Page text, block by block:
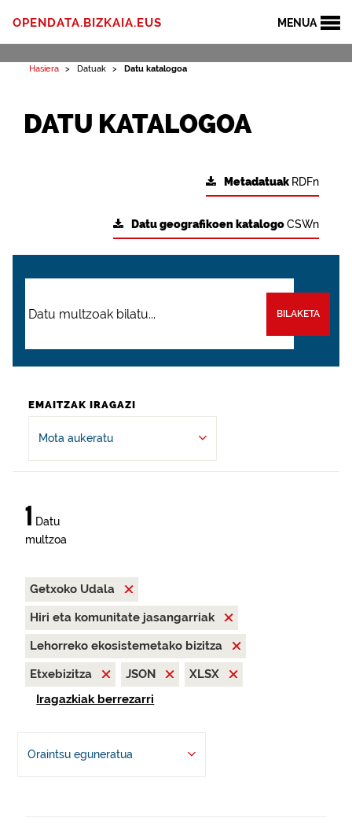
MENUA
OPENDATA.BIZKAIA.EUS
Hasiera Datuak Datu katalogoa
DATU KATALOGOA
Metadatuak RDFn
Datu geografikoen katalogoCSWn
BILAKETA
EMAITZAK IRAGAZI
Mota aukeratu
1 Datu
multzoa
Getxoko Udala
Hiri eta komunitate jasangarriak
Lehorreko ekosistemetako bizitza
Etxebizitza
JSON
XLSX
Iragazkiak berrezarri
Oraintsu eguneratua